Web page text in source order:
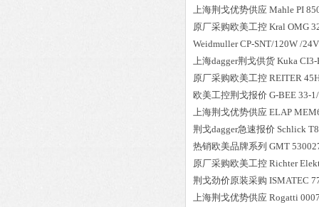
上海荆戈优势供应 Mahle PI
原厂采购欧美工控 Kral OMG
Weidmuller CP-SNT/120W /24V
上海dagger荆戈供货 Kuka CI3-
原厂采购欧美工控 REITER
欧美工控荆戈报价 G-BEE 33-
上海荆戈优势供应 ELAP
荆戈dagger急速报价 Schlick
热销欧美品牌系列 GMT
原厂采购欧美工控 Richter
荆戈劲价原装采购 ISMATEC
上海荆戈优势供应 Rogatti